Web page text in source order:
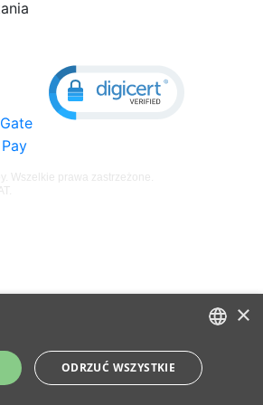
Wszelkie prawa zastrzeżone.
CZECH
×
ODRZUĆ WSZYSTKIE